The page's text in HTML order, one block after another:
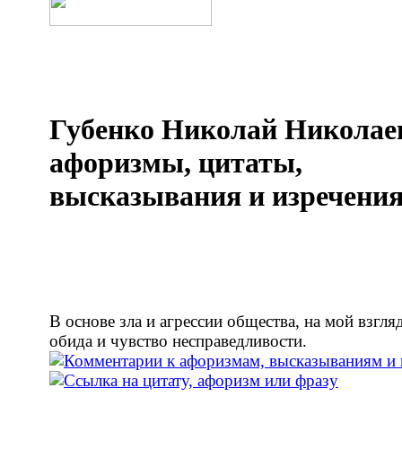
Губенко Николай
афоризмы, цитаты,
высказывания и
В основе зла и агрессии общества, на мой
обида и чувство несправедливости.